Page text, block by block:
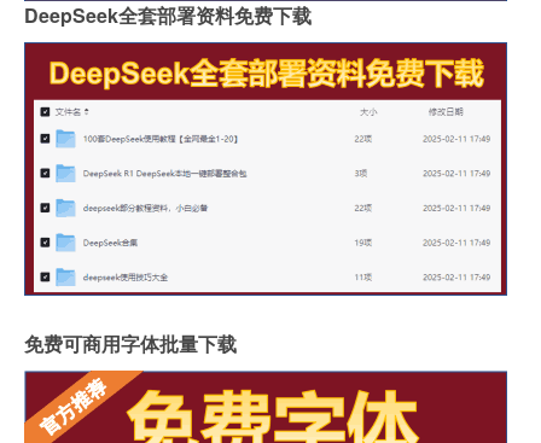
DeepSeek全套部署资料免费下载
免费可商用字体批量下载